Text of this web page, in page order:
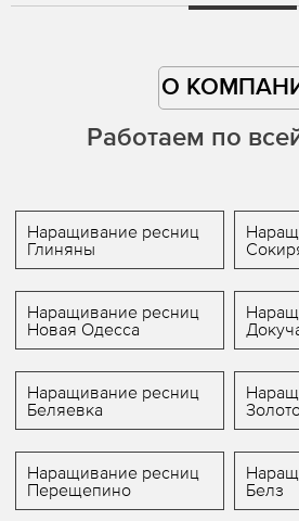
О
Работаем по
Наращивание ресниц
Глиняны
Наращивание ресниц
Новая Одесса
Наращивание ресниц
Беляевка
Наращивание ресниц
Перещепино
Белз